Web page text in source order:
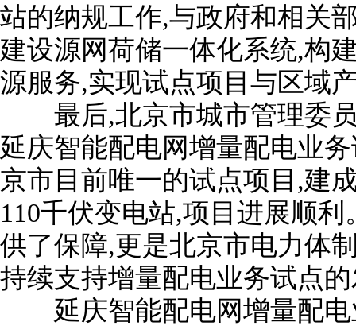
站的纳规工作,与政府和相关
建设源网荷储一体化系统,构
源服务,实现试点项目与区域
最后,北京市城市管理委员
延庆智能配电网增量配电业
京市目前唯一的试点项目,建
110千伏变电站,项目进展顺
供了保障,更是北京市电力体
持续支持增量配电业务试点
延庆智能配电网增量配电